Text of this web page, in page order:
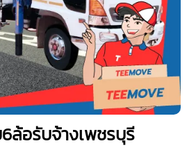
ล้อรับจ้างเพชรบุรี